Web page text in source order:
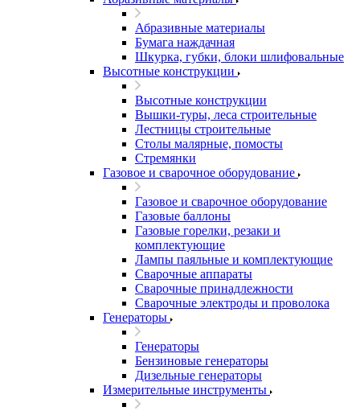
Абразивные материалы
Бумага наждачная
Шкурка, губки, блоки шлифовальные
Высотные конструкции
Высотные конструкции
Вышки-туры, леса строительные
Лестницы строительные
Столы малярные, помосты
Стремянки
Газовое и сварочное оборудование
Газовое и сварочное оборудование
Газовые баллоны
Газовые горелки, резаки и
комплектующие
Лампы паяльные и комплектующие
Сварочные аппараты
Сварочные принадлежности
Сварочные электроды и проволока
Генераторы
Генераторы
Бензиновые генераторы
Дизельные генераторы
Измерительные инструменты